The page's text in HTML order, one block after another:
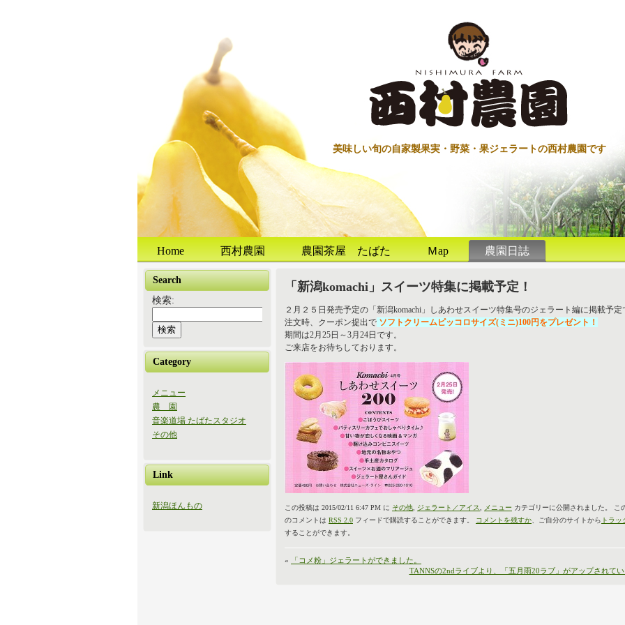
美味しい旬の自家製果実・野菜・果ジェラートの西村農園です
Home 西村農園 農園茶屋 たばた Ｍap 農園日誌
Search
検索:
Category
メニュー
農 園
音楽道場 たばたスタジオ
その他
Link
新潟ほんもの
「新潟komachi」スイーツ特集に掲載予定！
２月２５日発売予定の「新潟komachi」しあわせスイーツ特集号のジェラート編に掲載予定
注文時、クーポン提出で ソフトクリームピッコロサイズ(ミニ)100円をプレゼント！
期間は2月25日～3月24日です。
ご来店をお待ちしております。
この投稿は 2015/02/11 6:47 PM に その他 ジェラート／アイス メニュー カテゴリーに公開されました。 こ
のコメントは RSS 2.0 フィードで購読することができます。 コメントを残すか 、ご自分のサイトから トラッ
することができます。
«
「コメ粉」ジェラートができました。
TANNSの2ndライブより、「五月雨20ラブ」がアップされて